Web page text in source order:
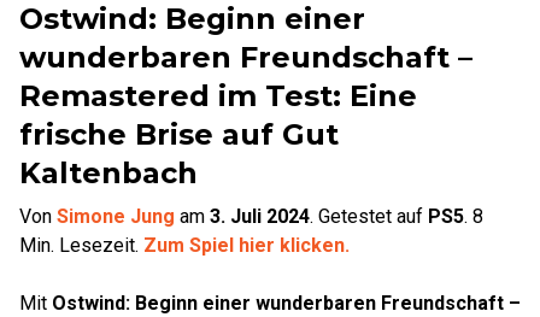
Ostwind: Beginn einer
wunderbaren Freundschaft –
Remastered im Test: Eine
frische Brise auf Gut
Kaltenbach
Von Simone Jung am 3. Juli 2024. Getestet auf PS5. 8
Min. Lesezeit. Zum Spiel hier klicken.
Mit Ostwind: Beginn einer wunderbaren Freundschaft –